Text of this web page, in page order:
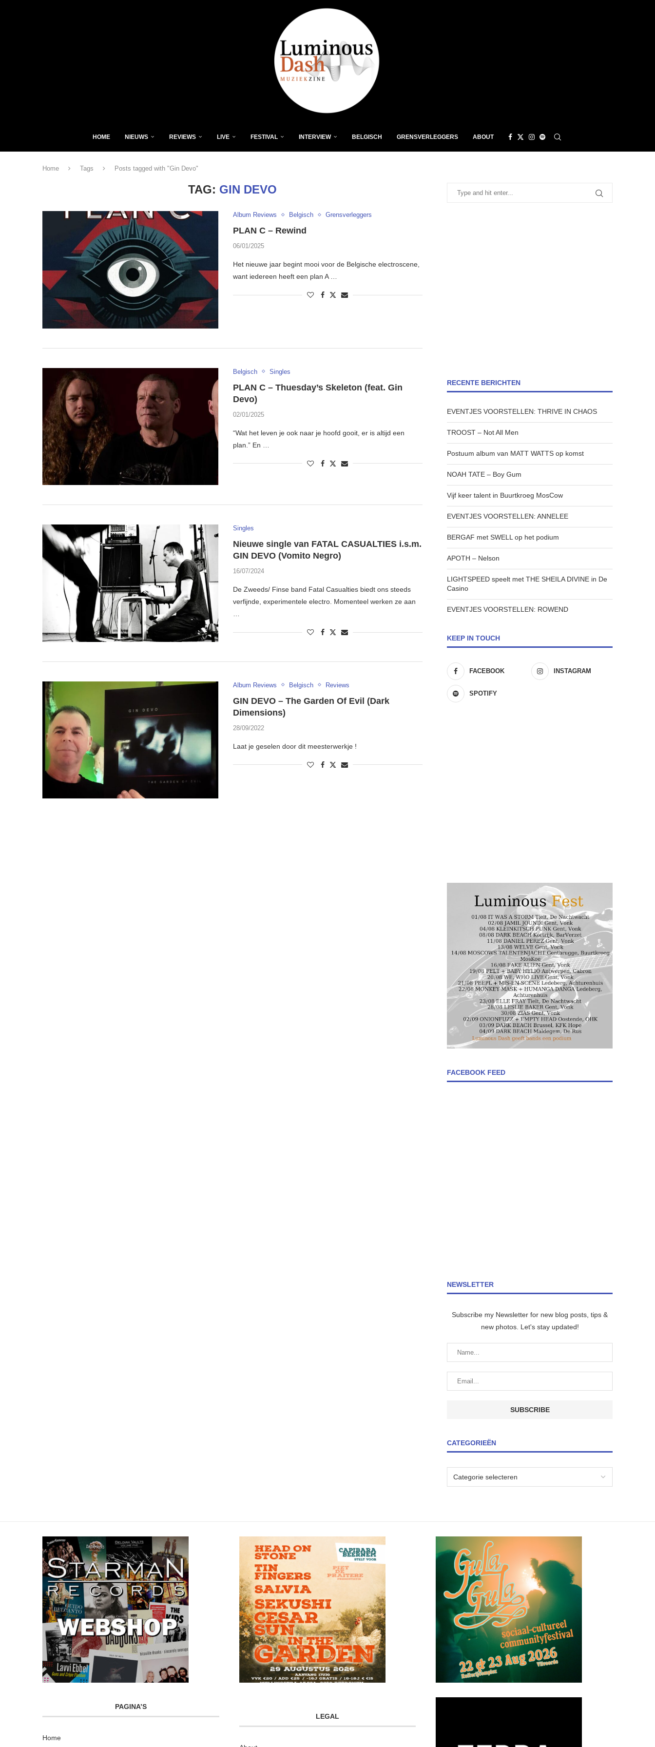
HOME NIEUWS REVIEWS LIVE FESTIVAL INTERVIEW BELGISCH GRENSVERLEGGERS ABOUT
Home Tags Posts tagged with "Gin Devo"
TAG: GIN DEVO
Album Reviews Belgisch Grensverleggers
PLAN C – Rewind
06/01/2025
Het nieuwe jaar begint mooi voor de Belgische electroscene,
want iedereen heeft een plan A …
Belgisch Singles
PLAN C – Thuesday’s Skeleton (feat. Gin
Devo)
02/01/2025
“Wat het leven je ook naar je hoofd gooit, er is altijd een
plan.” En …
Singles
Nieuwe single van FATAL CASUALTIES i.s.m.
GIN DEVO (Vomito Negro)
16/07/2024
De Zweeds/ Finse band Fatal Casualties biedt ons steeds
verfijnde, experimentele electro. Momenteel werken ze aan
…
Album Reviews Belgisch Reviews
GIN DEVO – The Garden Of Evil (Dark
Dimensions)
28/09/2022
Laat je geselen door dit meesterwerkje !
RECENTE BERICHTEN
EVENTJES VOORSTELLEN: THRIVE IN CHAOS
TROOST – Not All Men
Postuum album van MATT WATTS op komst
NOAH TATE – Boy Gum
Vijf keer talent in Buurtkroeg MosCow
EVENTJES VOORSTELLEN: ANNELEE
BERGAF met SWELL op het podium
APOTH – Nelson
LIGHTSPEED speelt met THE SHEILA DIVINE in De
Casino
EVENTJES VOORSTELLEN: ROWEND
KEEP IN TOUCH
FACEBOOK INSTAGRAM
SPOTIFY
FACEBOOK FEED
NEWSLETTER
Subscribe my Newsletter for new blog posts, tips &
new photos. Let's stay updated!
CATEGORIEËN
PAGINA’S
Home
LEGAL